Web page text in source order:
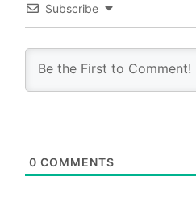
Subscribe
0 COMMENTS